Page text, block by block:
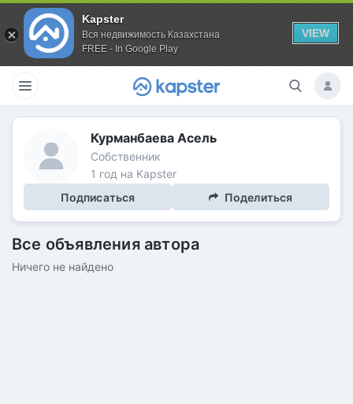
Kapster
Вся недвижимость Казахстана
FREE - In Google Play
VIEW
Курманбаева Асель
Собственник
1 год на Kapster
Подписаться
Поделиться
Все объявления автора
Ничего не найдено